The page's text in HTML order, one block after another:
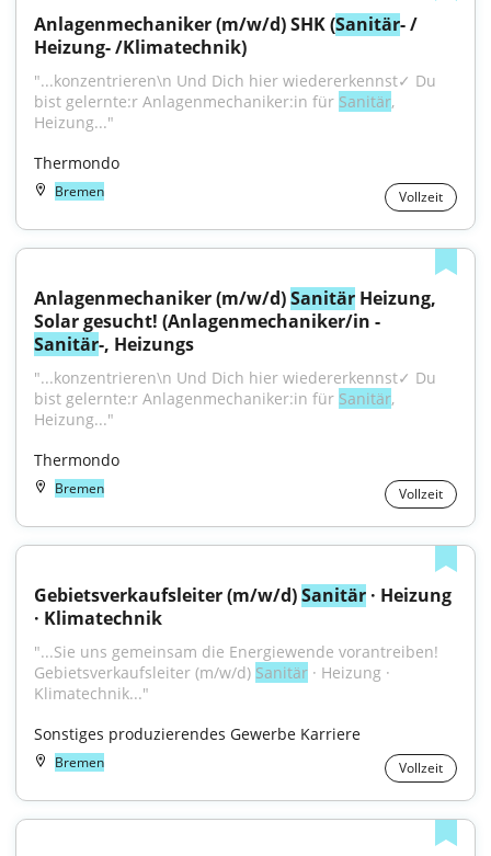
Anlagenmechaniker (m/w/d) SHK (Sanitär- /
Heizung- /Klimatechnik)
"...konzentrieren\n Und Dich hier wiedererkennst✓ Du
bist gelernte:r Anlagenmechaniker:in für Sanitär,
Heizung..."
Thermondo
Bremen Vollzeit
Anlagenmechaniker (m/w/d) Sanitär Heizung,
Sanitär-, Heizungs
"...konzentrieren\n Und Dich hier wiedererkennst✓ Du
bist gelernte:r Anlagenmechaniker:in für Sanitär,
Heizung..."
Thermondo
Bremen Vollzeit
Gebietsverkaufsleiter (m/w/d) Sanitär · Heizung
· Klimatechnik
"...Sie uns gemeinsam die Energiewende vorantreiben!
Gebietsverkaufsleiter (m/w/d) Sanitär · Heizung ·
Klimatechnik..."
Sonstiges produzierendes Gewerbe Karriere
Bremen Vollzeit